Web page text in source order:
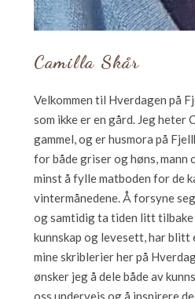
Camilla Skår
Velkommen til Hverdagen på
som ikke er en gård. Jeg heter
gammel, og er husmora på
for både griser og høns, mann
minst å fylle matboden for de
vintermånedene. Å forsyne
og samtidig ta tiden litt tilbake
kunnskap og levesett, har blitt
mine skriblerier her på
ønsker jeg å dele både av
oss underveis og å inspirere